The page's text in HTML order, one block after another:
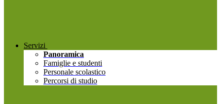
Servizi
Panoramica
Famiglie e studenti
Personale scolastico
Percorsi di studio